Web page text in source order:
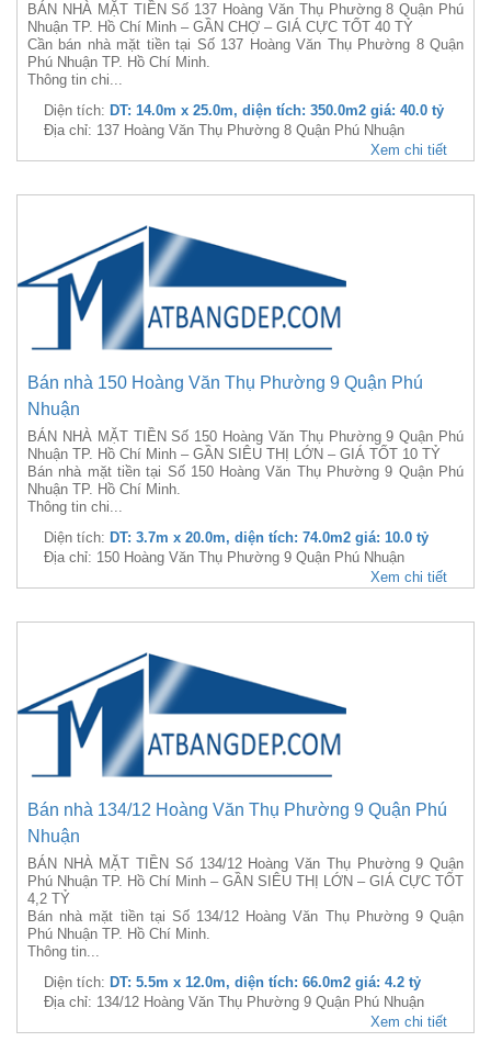
BÁN NHÀ MẶT TIỀN Số 137 Hoàng Văn Thụ Phường 8 Quận Phú
Nhuận TP. Hồ Chí Minh – GẦN CHỢ – GIÁ CỰC TỐT 40 TỶ
Cần bán nhà mặt tiền tại Số 137 Hoàng Văn Thụ Phường 8 Quận
Phú Nhuận TP. Hồ Chí Minh.
Thông tin chi...
Diện tích: DT: 14.0m x 25.0m, diện tích: 350.0m2 giá: 40.0 tỷ
Địa chỉ: 137 Hoàng Văn Thụ Phường 8 Quận Phú Nhuận
Xem chi tiết
Bán nhà 150 Hoàng Văn Thụ Phường 9 Quận Phú
Nhuận
BÁN NHÀ MẶT TIỀN Số 150 Hoàng Văn Thụ Phường 9 Quận Phú
Nhuận TP. Hồ Chí Minh – GẦN SIÊU THỊ LỚN – GIÁ TỐT 10 TỶ
Bán nhà mặt tiền tại Số 150 Hoàng Văn Thụ Phường 9 Quận Phú
Nhuận TP. Hồ Chí Minh.
Thông tin chi...
Diện tích: DT: 3.7m x 20.0m, diện tích: 74.0m2 giá: 10.0 tỷ
Địa chỉ: 150 Hoàng Văn Thụ Phường 9 Quận Phú Nhuận
Xem chi tiết
Bán nhà 134/12 Hoàng Văn Thụ Phường 9 Quận Phú
Nhuận
BÁN NHÀ MẶT TIỀN Số 134/12 Hoàng Văn Thụ Phường 9 Quận
Phú Nhuận TP. Hồ Chí Minh – GẦN SIÊU THỊ LỚN – GIÁ CỰC TỐT
4,2 TỶ
Bán nhà mặt tiền tại Số 134/12 Hoàng Văn Thụ Phường 9 Quận
Phú Nhuận TP. Hồ Chí Minh.
Thông tin...
Diện tích: DT: 5.5m x 12.0m, diện tích: 66.0m2 giá: 4.2 tỷ
Địa chỉ: 134/12 Hoàng Văn Thụ Phường 9 Quận Phú Nhuận
Xem chi tiết